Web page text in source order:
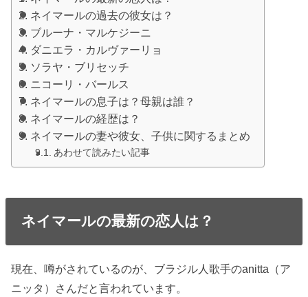
ネイマールの過去の彼女は？
ブルーナ・マルケジーニ
ダニエラ・カルヴァーリョ
ソラヤ・ブリセッチ
ニコーリ・バールス
ネイマールの息子は？母親は誰？
ネイマールの経歴は？
ネイマールの妻や彼女、子供に関するまとめ
あわせて読みたい記事
ネイマールの最新の恋人は？
現在、噂がされているのが、ブラジル人歌手のanitta（ア
ニッタ）さんだと言われています。